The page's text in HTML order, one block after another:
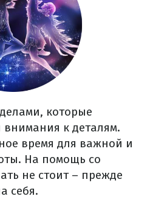
которые
внимания к деталям.
время для важной и
На помощь со
не стоит – прежде
себя.